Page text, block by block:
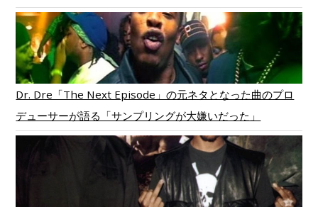
Dr. Dre「The Next Episode」の元ネタとなった曲のプロ
デューサーが語る「サンプリングが大嫌いだった」